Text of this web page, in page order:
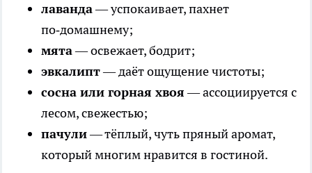
лаванда— успокаивает, пахнет
по‑домашнему;
мята— освежает, бодрит;
эвкалипт— даёт ощущение чистоты;
сосна или горная хвоя— ассоциируется с
лесом, свежестью;
пачули— тёплый, чуть пряный аромат,
который многим нравится в гостиной.